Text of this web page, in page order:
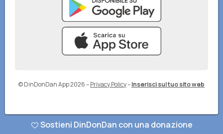
© DinDonDan App 2026–Privacy Policy–Inserisci sul tuo sito web
Sostieni DinDonDan con una donazione